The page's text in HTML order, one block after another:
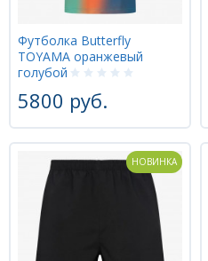
Футболка Butterfly
TOYAMA оранжевый
голубой
5800 руб.
НОВИНКА